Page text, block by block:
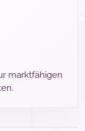
marktfähigen